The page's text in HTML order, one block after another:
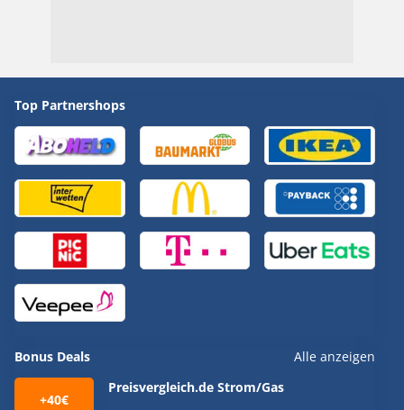
Top Partnershops
Bonus Deals Alle anzeigen
+40€
Preisvergleich.de Strom/Gas